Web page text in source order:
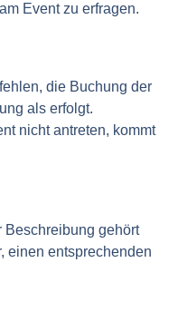
Event zu erfragen.
die Buchung der
als erfolgt.
nicht antreten, kommt
Beschreibung gehört
einen entsprechenden